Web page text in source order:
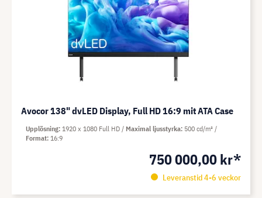
Avocor 138" dvLED Display, Full HD 16:9 mit ATA Case
750 000,00 kr*
Leveranstid 4-6 veckor
Upplösning 1920 x 1080 Full HD Maximal ljusstyrka 500 cd/m²
Format 16:9